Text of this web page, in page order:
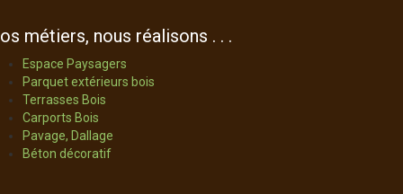
métiers, nous réalisons . . .
Espace Paysagers
Parquet extérieurs bois
Terrasses Bois
Carports Bois
Pavage, Dallage
Béton décoratif